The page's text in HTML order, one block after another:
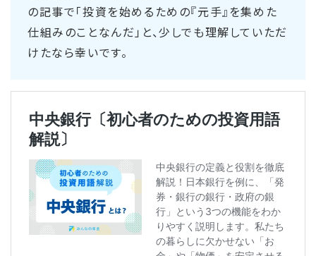
の記事で「投資を始めるための『元手』を集めた
仕組みのことなんだ」と、少しでも理解していただ
けたなら幸いです。